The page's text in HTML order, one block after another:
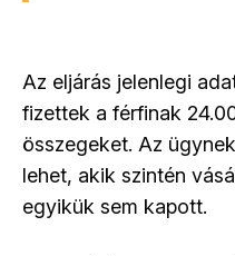
Az eljárás jelenlegi
fizettek a férfinak
összegeket. Az
lehet, akik szintén
egyikük sem kapott.